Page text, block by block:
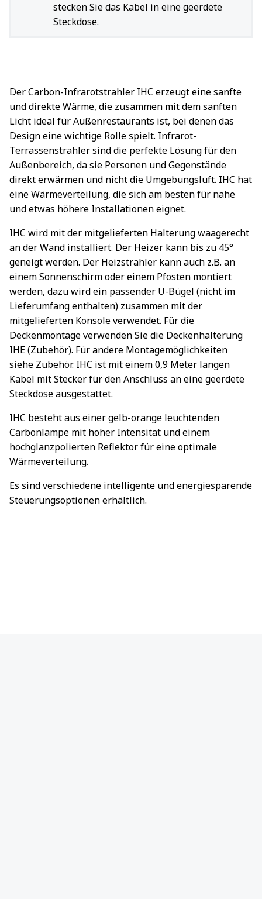
stecken Sie das Kabel in eine geerdete
Steckdose.
Der Carbon-Infrarotstrahler IHC erzeugt eine sanfte
und direkte Wärme, die zusammen mit dem sanften
Licht ideal für Außenrestaurants ist, bei denen das
Design eine wichtige Rolle spielt. Infrarot-
Terrassenstrahler sind die perfekte Lösung für den
Außenbereich, da sie Personen und Gegenstände
direkt erwärmen und nicht die Umgebungsluft. IHC hat
eine Wärmeverteilung, die sich am besten für nahe
und etwas höhere Installationen eignet.
IHC wird mit der mitgelieferten Halterung waagerecht
an der Wand installiert. Der Heizer kann bis zu 45°
geneigt werden. Der Heizstrahler kann auch z.B. an
einem Sonnenschirm oder einem Pfosten montiert
werden, dazu wird ein passender U-Bügel (nicht im
Lieferumfang enthalten) zusammen mit der
mitgelieferten Konsole verwendet. Für die
Deckenmontage verwenden Sie die Deckenhalterung
IHE (Zubehör). Für andere Montagemöglichkeiten
siehe Zubehör. IHC ist mit einem 0,9 Meter langen
Kabel mit Stecker für den Anschluss an eine geerdete
Steckdose ausgestattet.
IHC besteht aus einer gelb-orange leuchtenden
Carbonlampe mit hoher Intensität und einem
hochglanzpolierten Reflektor für eine optimale
Wärmeverteilung.
Es sind verschiedene intelligente und energiesparende
Steuerungsoptionen erhältlich.